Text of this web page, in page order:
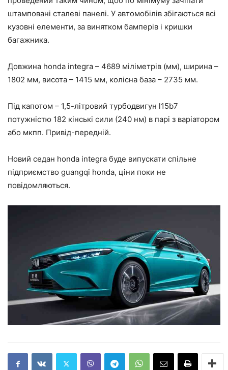
штамповані сталеві панелі. У автомобілів збігаються всі
кузовні елементи, за винятком бамперів і кришки
багажника.
Довжина honda integra – 4689 міліметрів (мм), ширина –
1802 мм, висота – 1415 мм, колісна база – 2735 мм.
Під капотом – 1,5-літровий турбодвигун l15b7
потужністю 182 кінські сили (240 нм) в парі з варіатором
або мкпп. Привід-передній.
Новий седан honda integra буде випускати спільне
підприємство guangqi honda, ціни поки не
повідомляються.